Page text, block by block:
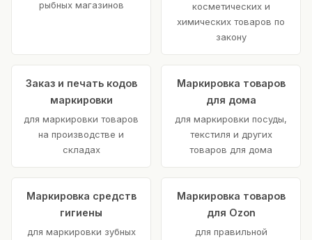
рыбных магазинов
косметических и
химических товаров по
закону
Заказ и печать кодов
маркировки
для маркировки товаров
на производстве и
складах
Маркировка товаров
для дома
для маркировки посуды,
текстиля и других
товаров для дома
Маркировка средств
гигиены
для маркировки зубных
Маркировка товаров
для Ozon
для правильной